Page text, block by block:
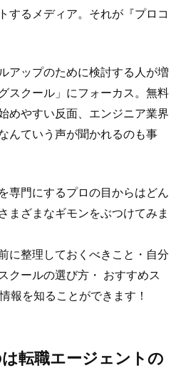
するメディア。それが『プロコ
アップのために検討する人が増
スクール」にフォーカス。無料
めやすい反面、エンジニア業界
んていう声が聞かれるのも事
専門にするプロの目からはどん
まざまなギモンをぶつけてみま
に整理しておくべきこと・自分
クールの選び方・ おすすめス
報を知ることができます！
転職エージェントの